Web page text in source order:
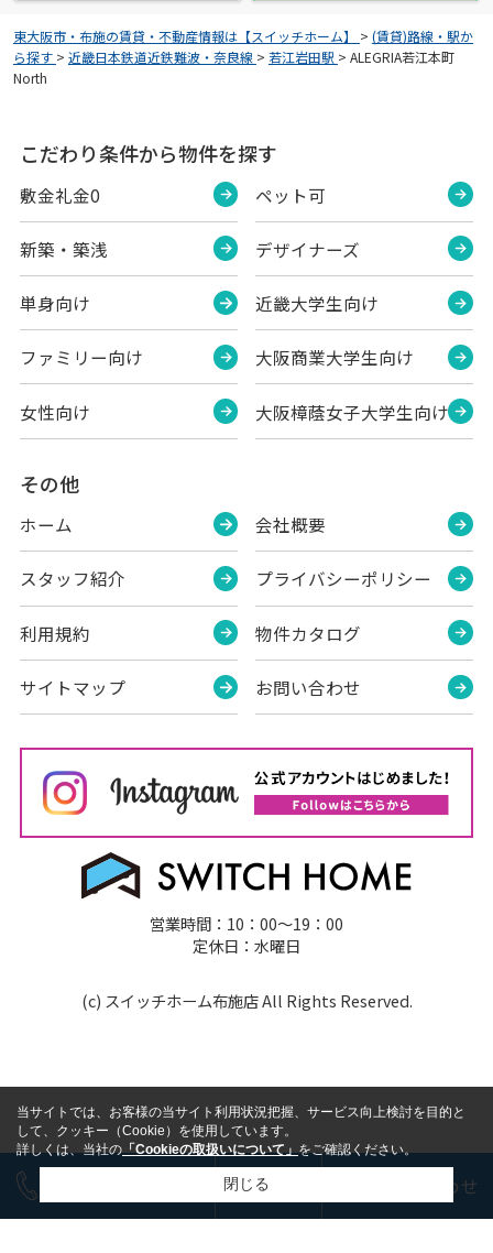
東大阪市・布施の賃貸・不動産情報は【スイッチホーム】 > (賃貸)路線・駅か
ら探す > 近畿日本鉄道近鉄難波・奈良線 > 若江岩田駅 > ALEGRIA若江本町
North
こだわり条件から物件を探す
敷金礼金0
新築・築浅
単身向け
ファミリー向け
女性向け
ペット可
デザイナーズ
近畿大学生向け
大阪商業大学生向け
大阪樟蔭女子大学生向け
その他
ホーム
スタッフ紹介
利用規約
サイトマップ
会社概要
プライバシーポリシー
物件カタログ
お問い合わせ
営業時間：10：00～19：00
定休日：水曜日
(c) スイッチホーム布施店 All Rights Reserved.
LINE お問い合わせ
当サイトでは、お客様の当サイト利用状況把握、サービス向上検討を目的と
して、クッキー（Cookie）を使用しています。
詳しくは、当社の「Cookieの取扱いについて」をご確認ください。
閉じる